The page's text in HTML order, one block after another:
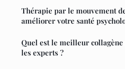
Thérapie par le mouvement
améliorer votre santé
Quel est le meilleur
les experts ?